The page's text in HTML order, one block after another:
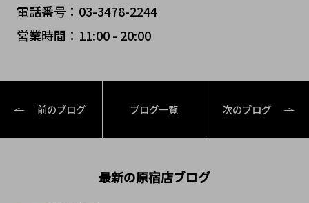
電話番号：03-3478-2244
営業時間：11:00 - 20:00
前のブログ ブログ一覧 次のブログ
最新の原宿店ブログ